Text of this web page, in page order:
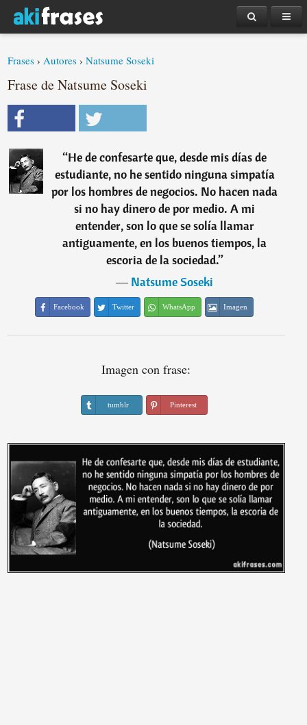
Frases ›Autores ›Natsume Soseki
Frase de Natsume Soseki
“He de confesarte que, desde mis días de
estudiante, no he sentido ninguna simpatía
por los hombres de negocios. No hacen nada
si no hay dinero de por medio. A mi
entender, son lo que se solía llamar
antiguamente, en los buenos tiempos, la
escoria de la sociedad.”
―Natsume Soseki
Facebook Twitter WhatsApp Imagen
Imagen con frase:
tumblr Pinterest